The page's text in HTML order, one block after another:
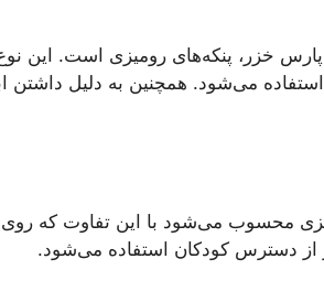
خزر، پنکه‌های رومیزی است. این
می‌شود. همچنین به دلیل داشتن
محسوب می‌شود با این تفاوت که
از دسترس کودکان استفاده می‌شود.